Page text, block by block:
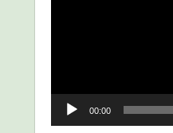
00:00